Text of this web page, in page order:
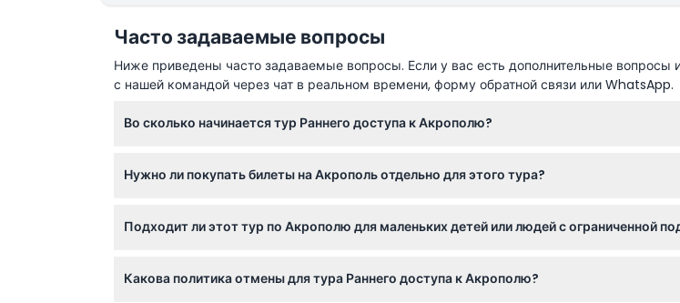
Часто задаваемые вопросы
Ниже приведены часто задаваемые вопросы. Если у вас есть дополнительные вопросы
с нашей командой через чат в реальном времени, форму обратной связи или WhatsApp.
Во сколько начинается тур Раннего доступа к Акрополю?
можно уточнить при онлайн-бронировании.
Нужно ли покупать билеты на Акрополь отдельно для этого тура?
вместе с группой.
Подходит ли этот тур по Акрополю для маленьких детей или людей с ограниченной
по ступеням, что может быть сложно для людей с ограниченной подвижностью.
Какова политика отмены для тура Раннего доступа к Акрополю?